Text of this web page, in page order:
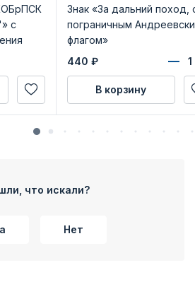
с
Знак «За дальний поход,
пограничным
флагом»
440 ₽
В корзину
что искали?
Нет